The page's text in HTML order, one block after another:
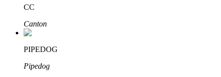
Lên đến 65% hoa hồng!
CC
Canton
PIPEDOG
Pipedog